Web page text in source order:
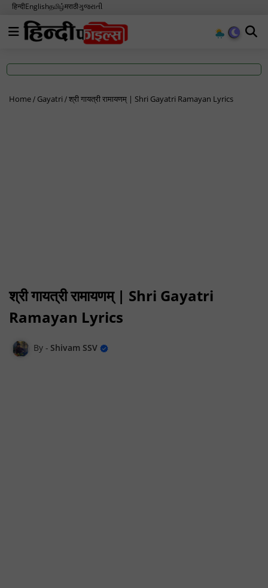
हिन्दीEnglishதமிழ்मराठीગુજરાતી
Home Gayatri श्री गायत्री रामायणम् | Shri Gayatri Ramayan Lyrics
श्री गायत्री रामायणम् | Shri Gayatri
Ramayan Lyrics
Shivam SSV